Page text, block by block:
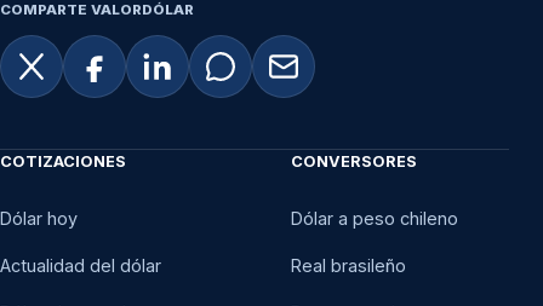
COMPARTE VALORDÓLAR
COTIZACIONES
Dólar hoy
Actualidad del dólar
CONVERSORES
Dólar a peso chileno
Real brasileño